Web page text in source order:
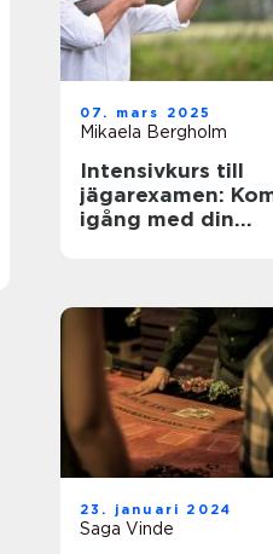
07. mars 2025
Mikaela Bergholm
Intensivkurs till
jägarexamen:
igång med din
23. januari 2024
Saga Vinde